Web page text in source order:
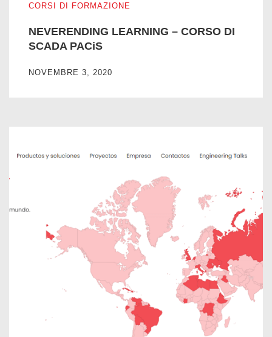
CORSI DI FORMAZIONE
NEVERENDING LEARNING – CORSO DI
SCADA PACiS
NOVEMBRE 3, 2020